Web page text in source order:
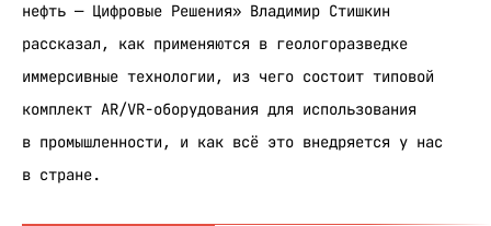
нефть — Цифровые Решения» Владимир Стишкин
рассказал, как применяются в геологоразведке
иммерсивные технологии, из чего состоит типовой
комплект AR/VR-оборудования для использования
в промышленности, и как всё это внедряется у нас
в стране.